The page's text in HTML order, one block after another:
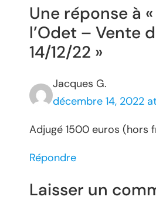
Une réponse à
l’Odet – Vente
14/12/22 »
Jacques G.
décembre 14, 2022
Adjugé 1500 euros (hors
Répondre
Laisser un